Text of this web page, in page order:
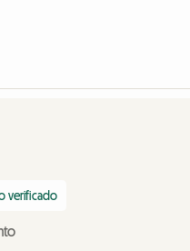
verificado